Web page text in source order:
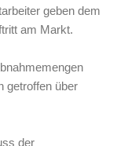
geben dem
am Markt.
getroffen über
der